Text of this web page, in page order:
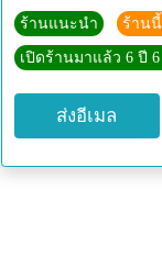
งานชั่วคราว หรือ
ต้องรื้อเปลี่ยนใช้ไ
รบกวน น้ำยามีอา
วางแผนใช้วัตถุดิบ
ไม้ไผ่แช่น้ำยากัน
ร้านแนะนำ ร้าน
เปิดร้านมาแล้ว 6 ปี
ส่งอีเมล